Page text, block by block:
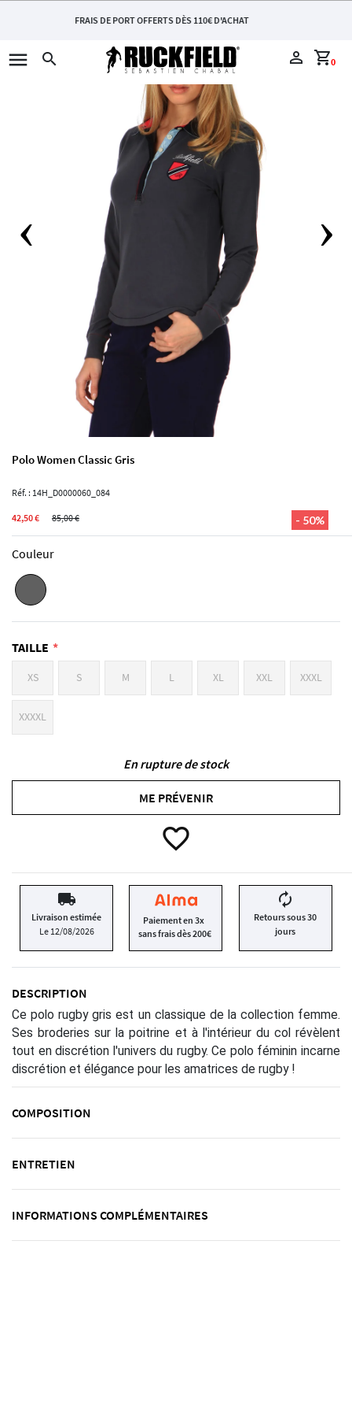
FRAIS DE PORT OFFERTS DÈS 110€ D'ACHAT
menu search perm_identity 0
shopping_cart
Polo Women Classic Gris
Réf. : 14H_D0000060_084
- 50%
42,50 € 85,00 €
Couleur
TAILLE
XS S M L XL XXL XXXL
XXXXL
En rupture de stock
ME PRÉVENIR
favorite_border
local_shipping
Livraison estimée
Le 12/08/2026
Paiement en 3x
sans frais dès 200€
autorenew
Retours sous 30
jours
DESCRIPTION
Ce polo rugby gris est un classique de la collection femme.
Ses broderies sur la poitrine et à l'intérieur du col révèlent
tout en discrétion l'univers du rugby. Ce polo féminin incarne
discrétion et élégance pour les amatrices de rugby !
COMPOSITION
ENTRETIEN
INFORMATIONS COMPLÉMENTAIRES